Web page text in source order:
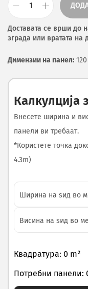
Доставата се врши до
зграда или вратата на
Димензии на панел:
Калкулција
Внесете ширина и
панели ви требаат.
*Користете точка
4.3m)
Квадратура: 0 m²
Потребни панели: